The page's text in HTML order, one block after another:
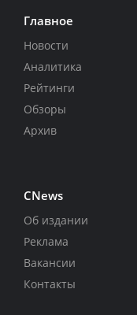
Главное
Новости
Аналитика
Рейтинги
Обзоры
Архив
CNews
Об издании
Реклама
Вакансии
Контакты